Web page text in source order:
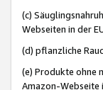
(c)
Webseiten in der
(d) pflanzliche
(e) Produkte ohne
Amazon-Webseite